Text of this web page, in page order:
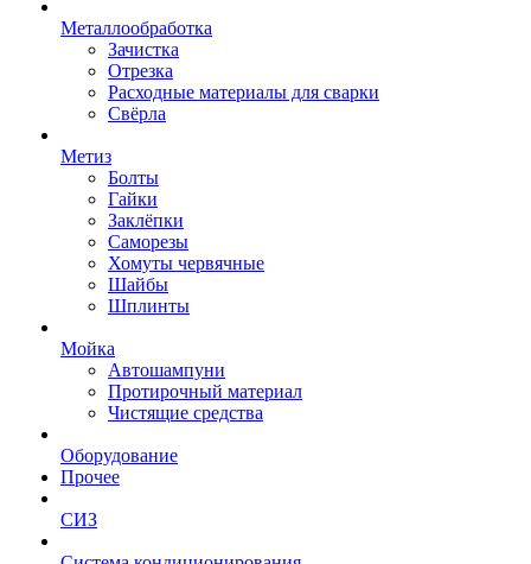
Металлообработка
Зачистка
Отрезка
Расходные материалы для сварки
Свёрла
Метиз
Болты
Гайки
Заклёпки
Саморезы
Хомуты червячные
Шайбы
Шплинты
Мойка
Автошампуни
Протирочный материал
Чистящие средства
Оборудование
Прочее
СИЗ